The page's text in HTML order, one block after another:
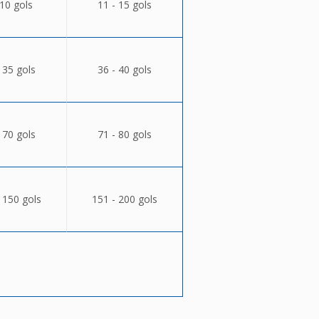
gols 11 - 15 gols
gols 36 - 40 gols
gols 71 - 80 gols
gols 151 - 200 gols